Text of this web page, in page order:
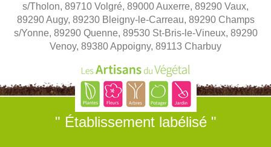
s/Tholon, 89710 Volgré, 89000 Auxerre, 89290 Vaux,
89290 Augy, 89230 Bleigny-le-Carreau, 89290 Champs
s/Yonne, 89290 Quenne, 89530 St-Bris-le-Vineux, 89290
Venoy, 89380 Appoigny, 89113 Charbuy
" Établissement labélisé "